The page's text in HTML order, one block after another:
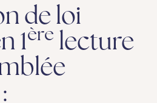
de loi
1ère lecture